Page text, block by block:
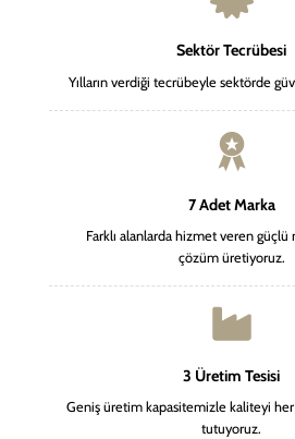
Sektör Tecrübesi
Yılların verdiği tecrübeyle sektörde
7 Adet Marka
Farklı alanlarda hizmet veren güçlü
çözüm üretiyoruz.
3 Üretim Tesisi
Geniş üretim kapasitemizle kaliteyi
tutuyoruz.